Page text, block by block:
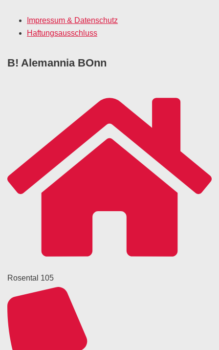
Impressum & Datenschutz
Haftungsausschluss
B! Alemannia BOnn
Rosental 105